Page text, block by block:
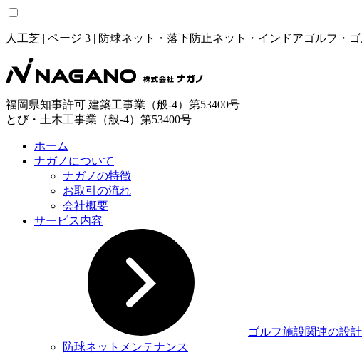
人工芝 | ページ 3 | 防球ネット・落下防止ネット・インドアゴルフ・
福岡県知事許可 建築工事業（般-4）第53400号
とび・土木工事業（般-4）第53400号
ホーム
ナガノについて
ナガノの特徴
お取引の流れ
会社概要
サービス内容
ゴルフ施設関連の設
防球ネットメンテナンス